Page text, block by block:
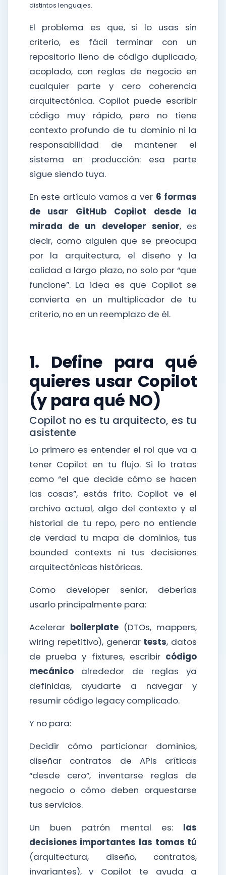
distintos lenguajes.
El problema es que, si lo usas sin
criterio, es fácil terminar con un
repositorio lleno de código duplicado,
acoplado, con reglas de negocio en
cualquier parte y cero coherencia
arquitectónica. Copilot puede escribir
código muy rápido, pero no tiene
contexto profundo de tu dominio ni la
responsabilidad de mantener el
sistema en producción: esa parte
sigue siendo tuya.
En este artículo vamos a ver 6 formas
de usar GitHub Copilot desde la
mirada de un developer senior, es
decir, como alguien que se preocupa
por la arquitectura, el diseño y la
calidad a largo plazo, no solo por “que
funcione”. La idea es que Copilot se
convierta en un multiplicador de tu
criterio, no en un reemplazo de él.
1. Define para qué
quieres usar Copilot
(y para qué NO)
Copilot no es tu arquitecto, es tu
asistente
Lo primero es entender el rol que va a
tener Copilot en tu flujo. Si lo tratas
como “el que decide cómo se hacen
las cosas”, estás frito. Copilot ve el
archivo actual, algo del contexto y el
historial de tu repo, pero no entiende
de verdad tu mapa de dominios, tus
bounded contexts ni tus decisiones
arquitectónicas históricas.
Como developer senior, deberías
usarlo principalmente para:
Acelerar boilerplate(DTOs, mappers,
wiring repetitivo), generar tests, datos
de prueba y fixtures, escribir código
mecánicoalrededor de reglas ya
definidas, ayudarte a navegar y
resumir código legacy complicado.
Y no para:
Decidir cómo particionar dominios,
diseñar contratos de APIs críticas
“desde cero”, inventarse reglas de
negocio o cómo deben orquestarse
tus servicios.
Un buen patrón mental es: las
decisiones importantes las tomas tú
(arquitectura, diseño, contratos,
invariantes), y Copilot te ayuda a